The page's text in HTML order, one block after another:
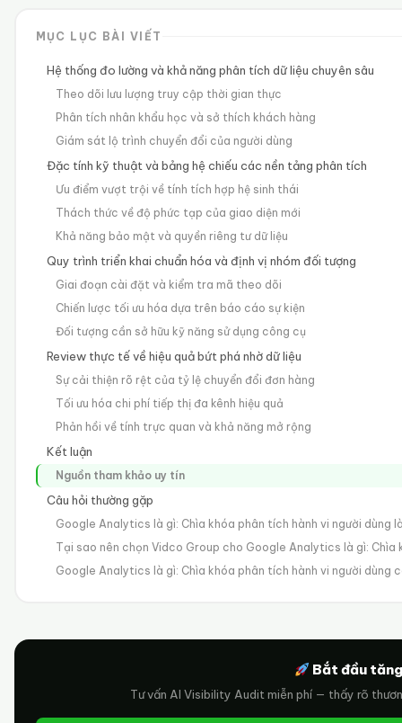
MỤC LỤC BÀI VIẾT
Hệ thống đo lường và khả năng phân tích dữ liệu chuyên sâu
Theo dõi lưu lượng truy cập thời gian thực
Phân tích nhân khẩu học và sở thích khách hàng
Giám sát lộ trình chuyển đổi của người dùng
Đặc tính kỹ thuật và bảng hệ chiếu các nền tảng phân tích
Ưu điểm vượt trội về tính tích hợp hệ sinh thái
Thách thức về độ phức tạp của giao diện mới
Khả năng bảo mật và quyền riêng tư dữ liệu
Quy trình triển khai chuẩn hóa và định vị nhóm đối tượng
Giai đoạn cài đặt và kiểm tra mã theo dõi
Chiến lược tối ưu hóa dựa trên báo cáo sự kiện
Đối tượng cần sở hữu kỹ năng sử dụng công cụ
Review thực tế về hiệu quả bứt phá nhờ dữ liệu
Sự cải thiện rõ rệt của tỷ lệ chuyển đổi đơn hàng
Tối ưu hóa chi phí tiếp thị đa kênh hiệu quả
Phản hồi về tính trực quan và khả năng mở rộng
Kết luận
Nguồn tham khảo uy tín
Câu hỏi thường gặp
Google Analytics là gì: Chìa khóa phân tích hành vi người dùng
Tại sao nên chọn Vidco Group cho Google Analytics là gì: Chìa
Google Analytics là gì: Chìa khóa phân tích hành vi người dùng
Bắt đầu
Tư vấn AI Visibility Audit miễn phí — thấy rõ